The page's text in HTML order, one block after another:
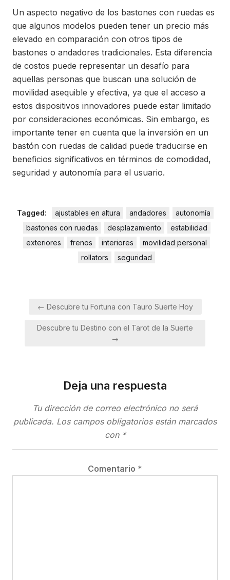
Un aspecto negativo de los bastones con ruedas es
que algunos modelos pueden tener un precio más
elevado en comparación con otros tipos de
bastones o andadores tradicionales. Esta diferencia
de costos puede representar un desafío para
aquellas personas que buscan una solución de
movilidad asequible y efectiva, ya que el acceso a
estos dispositivos innovadores puede estar limitado
por consideraciones económicas. Sin embargo, es
importante tener en cuenta que la inversión en un
bastón con ruedas de calidad puede traducirse en
beneficios significativos en términos de comodidad,
seguridad y autonomía para el usuario.
Tagged: ajustables en altura andadores
autonomía
bastones con ruedas
desplazamiento
estabilidad
exteriores
frenos interiores
movilidad personal
rollators
seguridad
Navegación
entradas
← Descubre tu Fortuna con Tauro Suerte Hoy
Descubre tu Destino con el Tarot de la Suerte
→
Deja una respuesta
Tu dirección de correo electrónico no será
publicada. Los campos obligatorios están marcados
con *
Comentario *